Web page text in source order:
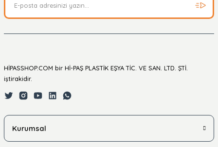
HİPASSHOP.COM bir Hİ-PAŞ PLASTİK EŞYA TİC. VE SAN. LTD. ŞTİ.
iştirakidir.
Kurumsal